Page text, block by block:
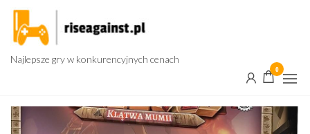
Przejdź
treści
Najlepsze gry w konkurencyjnych cenach
0